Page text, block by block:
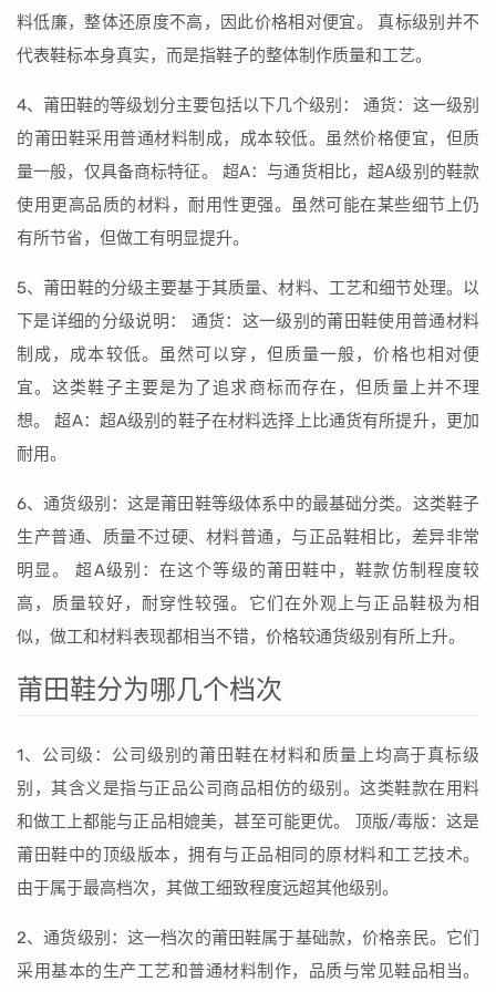
料低廉，整体还原度不高，因此价格相对便宜。 真标级别并不
代表鞋标本身真实，而是指鞋子的整体制作质量和工艺。
4、莆田鞋的等级划分主要包括以下几个级别： 通货：这一级别
的莆田鞋采用普通材料制成，成本较低。虽然价格便宜，但质
量一般，仅具备商标特征。 超A：与通货相比，超A级别的鞋款
使用更高品质的材料，耐用性更强。虽然可能在某些细节上仍
有所节省，但做工有明显提升。
5、莆田鞋的分级主要基于其质量、材料、工艺和细节处理。以
下是详细的分级说明： 通货：这一级别的莆田鞋使用普通材料
制成，成本较低。虽然可以穿，但质量一般，价格也相对便
宜。这类鞋子主要是为了追求商标而存在，但质量上并不理
想。 超A：超A级别的鞋子在材料选择上比通货有所提升，更加
耐用。
6、通货级别：这是莆田鞋等级体系中的最基础分类。这类鞋子
生产普通、质量不过硬、材料普通，与正品鞋相比，差异非常
明显。 超A级别：在这个等级的莆田鞋中，鞋款仿制程度较
高，质量较好，耐穿性较强。它们在外观上与正品鞋极为相
似，做工和材料表现都相当不错，价格较通货级别有所上升。
莆田鞋分为哪几个档次
1、公司级：公司级别的莆田鞋在材料和质量上均高于真标级
别，其含义是指与正品公司商品相仿的级别。这类鞋款在用料
和做工上都能与正品相媲美，甚至可能更优。 顶版/毒版：这是
莆田鞋中的顶级版本，拥有与正品相同的原材料和工艺技术。
由于属于最高档次，其做工细致程度远超其他级别。
2、通货级别：这一档次的莆田鞋属于基础款，价格亲民。它们
采用基本的生产工艺和普通材料制作，品质与常见鞋品相当。